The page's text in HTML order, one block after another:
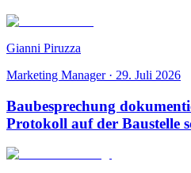
Gianni Piruzza
Marketing Manager· 29. Juli 2026
Baubesprechung
Protokoll auf der Baustelle